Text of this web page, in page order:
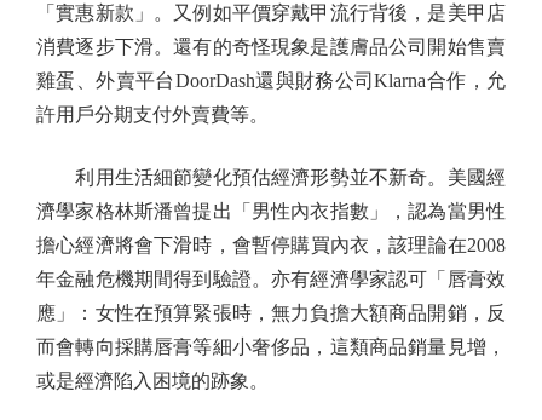
「實惠新款」。又例如平價穿戴甲流行背後，是美甲店
消費逐步下滑。還有的奇怪現象是護膚品公司開始售賣
雞蛋、外賣平台DoorDash還與財務公司Klarna合作，允
許用戶分期支付外賣費等。
利用生活細節變化預估經濟形勢並不新奇。美國經
濟學家格林斯潘曾提出「男性內衣指數」，認為當男性
擔心經濟將會下滑時，會暫停購買內衣，該理論在2008
年金融危機期間得到驗證。亦有經濟學家認可「唇膏效
應」：女性在預算緊張時，無力負擔大額商品開銷，反
而會轉向採購唇膏等細小奢侈品，這類商品銷量見增，
或是經濟陷入困境的跡象。